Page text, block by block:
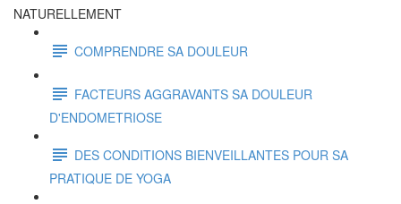
NATURELLEMENT
COMPRENDRE SA DOULEUR
FACTEURS AGGRAVANTS SA DOULEUR
D'ENDOMETRIOSE
DES CONDITIONS BIENVEILLANTES POUR SA
PRATIQUE DE YOGA